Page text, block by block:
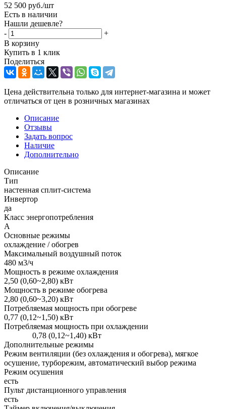
52 500 руб./шт
Есть в наличии
Нашли дешевле?
-
+
В корзину
Купить в 1 клик
Поделиться
Цена действительна только для интернет-магазина и может
отличаться от цен в розничных магазинах
Описание
Отзывы
Задать вопрос
Наличие
Дополнительно
Описание
Тип
настенная сплит-система
Инвертор
да
Класс энергопотребления
A
Основные режимы
охлаждение / обогрев
Максимальный воздушный поток
480 м3/ч
Мощность в режиме охлаждения
2,50 (0,60~2,80) кВт
Мощность в режиме обогрева
2,80 (0,60~3,20) кВт
Потребляемая мощность при обогреве
0,77 (0,12~1,50) кВт
Потребляемая мощность при охлаждении
0,78 (0,12~1,40) кВт
Дополнительные режимы
Режим вентиляции (без охлаждения и обогрева), мягкое
осушение, турборежим, автоматический выбор режима
Режим осушения
есть
Пульт дистанционного управления
есть